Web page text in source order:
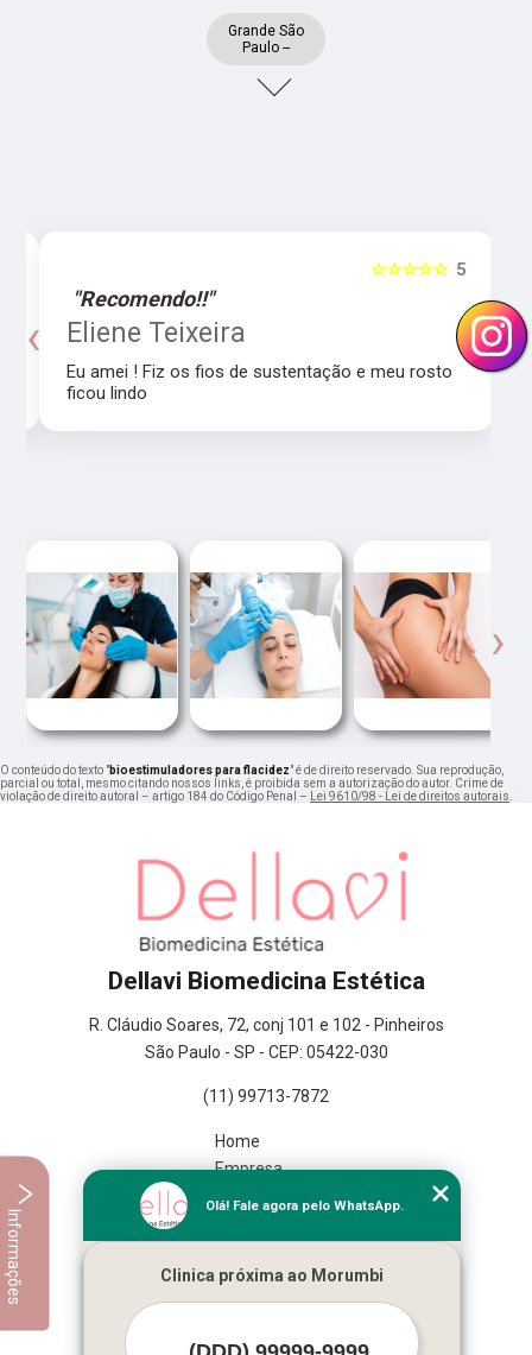
Grande São
Paulo --
5
☆☆☆☆☆
"Recomendo!!"
Eliene Teixeira
Eu amei ! Fiz os fios de sustentação e meu rosto
ficou lindo
‹ ›
‹ ›
O conteúdo do texto "bioestimuladores para flacidez" é de direito reservado. Sua reprodução,
parcial ou total, mesmo citando nossos links, é proibida sem a autorização do autor. Crime de
violação de direito autoral – artigo 184 do Código Penal –
Lei 9610/98 - Lei de direitos autorais
Dellavi Biomedicina Estética
R. Cláudio Soares, 72, conj 101 e 102 - Pinheiros
São Paulo - SP - CEP: 05422-030
(11) 99713-7872
Home
Empresa
Mapa do site
Mais Serviços
Olá! Fale agora pelo WhatsApp.
Clinica próxima ao Morumbi
Informações